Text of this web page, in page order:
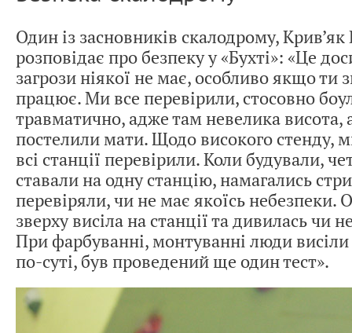
Один із засновників скалодрому,
розповідає про безпеку у «Бухті»: «Це
загрози ніякої не має, особливо якщо ти
працює. Ми все перевірили, стосовно
травматично, адже там невелика висота,
постелили мати. Щодо високого стенду,
всі станції перевірили. Коли будували,
ставали на одну станцію, намагались
перевіряли, чи не має якоїсь небезпеки.
зверху висіла на станції та дивилась чи
При фарбуванні, монтуванні люди
по-суті, був проведений ще один тест».